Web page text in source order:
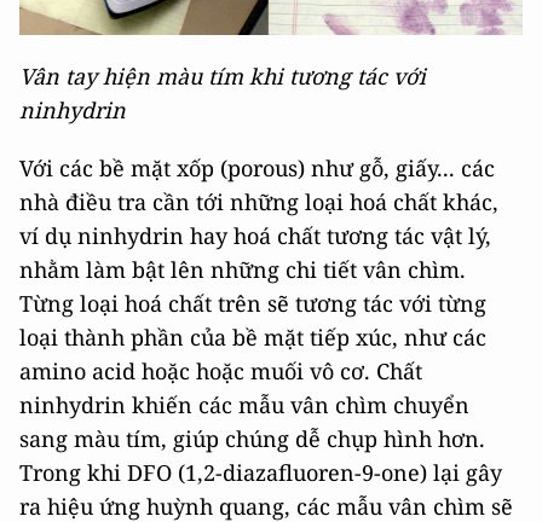
Vân tay hiện màu tím khi tương tác với
ninhydrin
Với các bề mặt xốp (porous) như gỗ, giấy... các
nhà điều tra cần tới những loại hoá chất khác,
ví dụ ninhydrin hay hoá chất tương tác vật lý,
nhằm làm bật lên những chi tiết vân chìm.
Từng loại hoá chất trên sẽ tương tác với từng
loại thành phần của bề mặt tiếp xúc, như các
amino acid hoặc hoặc muối vô cơ. Chất
ninhydrin khiến các mẫu vân chìm chuyển
sang màu tím, giúp chúng dễ chụp hình hơn.
Trong khi DFO (1,2-diazafluoren-9-one) lại gây
ra hiệu ứng huỳnh quang, các mẫu vân chìm sẽ